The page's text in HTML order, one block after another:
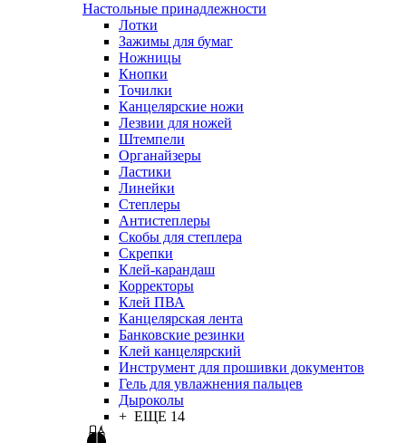
Настольные принадлежности
Лотки
Зажимы для бумаг
Ножницы
Кнопки
Точилки
Канцелярские ножи
Лезвии для ножей
Штемпели
Органайзеры
Ластики
Линейки
Степлеры
Антистеплеры
Скобы для степлера
Скрепки
Клей-карандаш
Корректоры
Клей ПВА
Канцелярская лента
Банковские резинки
Клей канцелярский
Инструмент для прошивки документов
Гель для увлажнения пальцев
Дыроколы
+ ЕЩЕ 14